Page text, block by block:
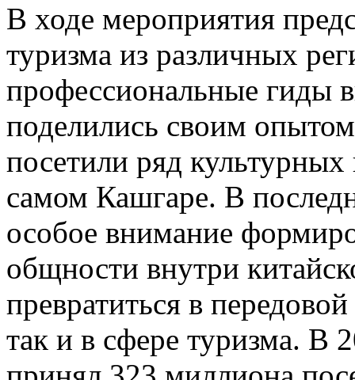
В ходе мероприятия
туризма из различных
профессиональные гиды
поделились своим
посетили ряд культурных
самом Кашгаре. В
особое внимание
общности внутри
превратиться в
так и в сфере туризма. В